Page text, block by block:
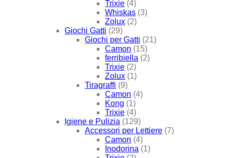
Trixie (4)
Whiskas (3)
Zolux (2)
Giochi Gatti (29)
Giochi per Gatti (21)
Camon (15)
ferribiella (2)
Trixie (2)
Zolux (1)
Tiragraffi (9)
Camon (4)
Kong (1)
Trixie (4)
Igiene e Pulizia (129)
Accessori per Lettiere (7)
Camon (4)
Inodorina (1)